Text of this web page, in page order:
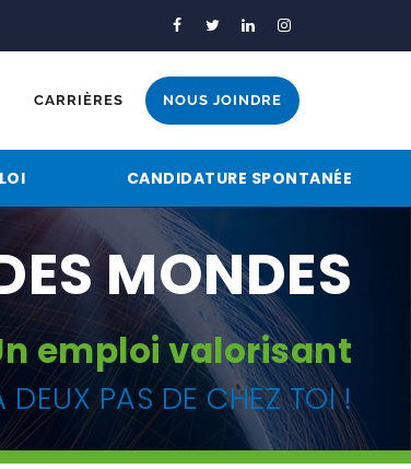
CARRIÈRES NOUS JOINDRE
CANDIDATURE SPONTANÉE
MONDES
emploi valorisant
DEUX PAS DE CHEZ TOI !